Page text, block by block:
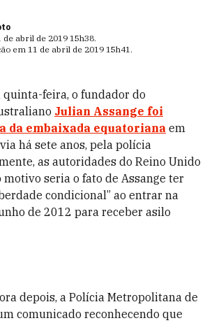
de abril de 2019 15h38.
em 11 de abril de 2019 15h41.
quinta-feira, o fundador do
Julian Assange foi
da embaixada equatoriana em
há sete anos, pela polícia
as autoridades do Reino Unido
seria o fato de Assange ter
condicional” ao entrar na
de 2012 para receber asilo
depois, a Polícia Metropolitana de
comunicado reconhecendo que